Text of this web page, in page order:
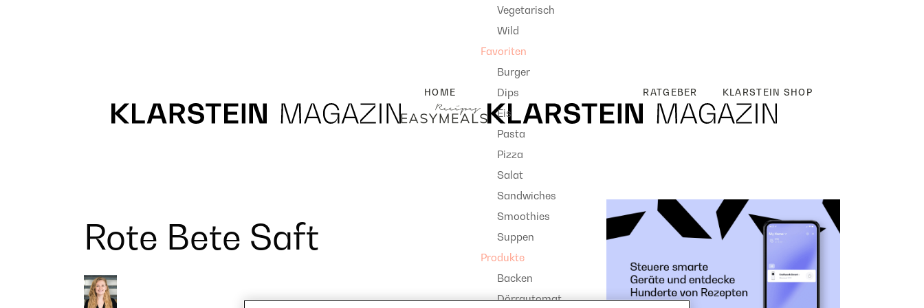
HOME
Vegetarisch
Wild
Favoriten
Burger
Dips
Eis
Pasta
Pizza
Salat
Sandwiches
Smoothies
Suppen
Produkte
Backen
Dörrautomat
RATGEBER KLARSTEIN SHOP
Rote Bete Saft